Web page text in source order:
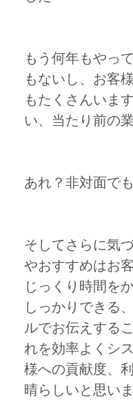
もう何年もやっ
もないし、お客
もたくさんいま
い、当たり前の
あれ？非対面で
そしてさらに気
やおすすめはお
じっくり時間を
しっかりできる
ルでお伝えする
れを効率よくシ
様への貢献度、
晴らしいと思い